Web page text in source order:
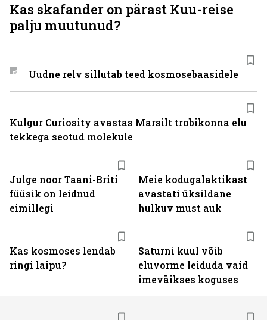
Julge noor Taani-Briti
füüsik on leidnud
eimillegi
Meie kodugalaktikast
avastati üksildane
hulkuv must auk
Kas kosmoses lendab
ringi laipu?
Saturni kuul võib
eluvorme leiduda vaid
imeväikses koguses
Kas skafander on pärast Kuu-reise
palju muutunud?
Uudne relv sillutab teed kosmosebaasidele
Kulgur Curiosity avastas Marsilt trobikonna elu
tekkega seotud molekule